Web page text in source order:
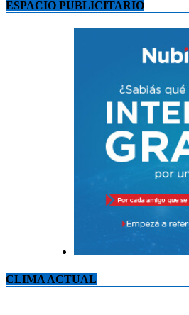
ESPACIO PUBLICITARIO
CLIMA ACTUAL